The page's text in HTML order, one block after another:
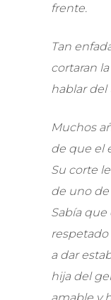
frente.
Tan
cortaran
hablar del
Muchos
de que el
Su corte
de uno
Sabía que
respetado
a dar
hija del